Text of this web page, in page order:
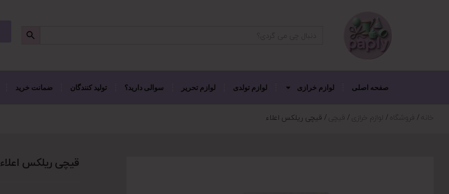
صفحه اصلی لوازم خرازی لوازم تولدی لوازم تحریر سوالی دارید؟ تولید کنندگان ضمانت خرید
خانه فروشگاه لوازم خرازی قیچی قیچی ریلکس اعلاء
قیچی ریلکس اعلاء